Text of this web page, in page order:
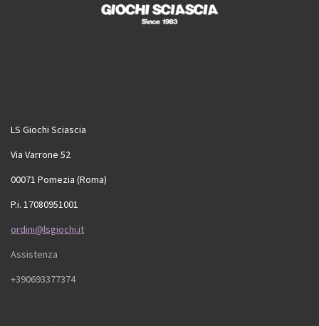
LS Giochi Sciascia
Via Varrone 52
00071 Pomezia (Roma)
P.i. 17080951001
ordini@lsgiochi.it
Assistenza
+390693377374